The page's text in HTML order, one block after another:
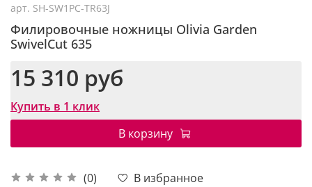
арт. SH-SW1PC-TR63J
Филировочные ножницы Olivia Garden
SwivelCut 635
(0)
В избранное
15 310 руб
Купить в 1 клик
В корзину